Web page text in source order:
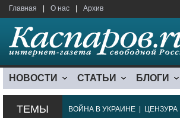
Главная О нас Архив
НОВОСТИ СТАТЬИ БЛОГИ
ТЕМЫ ВОЙНА В УКРАИНЕ ЦЕНЗУРА